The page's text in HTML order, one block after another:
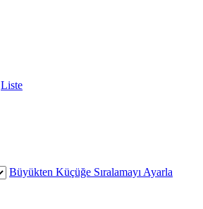
Liste
Büyükten Küçüğe Sıralamayı Ayarla